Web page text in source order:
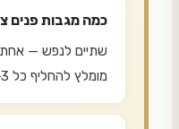
כמה מגבות פנים
שתיים לנפש —
מומלץ להחליף כל 2-3 ימים.